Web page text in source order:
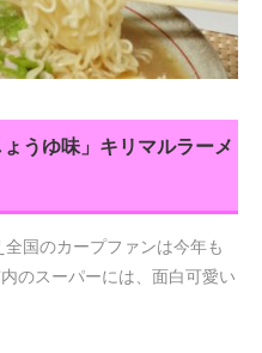
うゆ味」キリマルラーメ
国のカープファンは今年も
のスーパーには、面白可愛い